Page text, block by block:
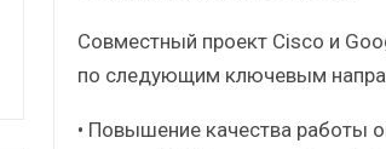
Совместный проект Cisco и
по следующим ключевым
• Повышение качества работы